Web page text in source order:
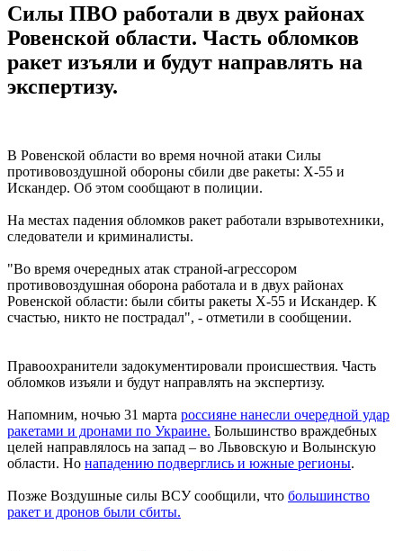
Силы ПВО работали в двух районах
Ровенской области. Часть обломков
ракет изъяли и будут направлять на
экспертизу.
В Ровенской области во время ночной атаки Силы
противовоздушной обороны сбили две ракеты: Х-55 и
Искандер. Об этом сообщают в полиции.
На местах падения обломков ракет работали взрывотехники,
следователи и криминалисты.
"Во время очередных атак страной-агрессором
противовоздушная оборона работала и в двух районах
Ровенской области: были сбиты ракеты Х-55 и Искандер. К
счастью, никто не пострадал", - отметили в сообщении.
Правоохранители задокументировали происшествия. Часть
обломков изъяли и будут направлять на экспертизу.
Напомним, ночью 31 марта россияне нанесли очередной удар
ракетами и дронами по Украине. Большинство враждебных
целей направлялось на запад – во Львовскую и Волынскую
области. Но нападению подверглись и южные регионы.
Позже Воздушные силы ВСУ сообщили, что большинство
ракет и дронов были сбиты.